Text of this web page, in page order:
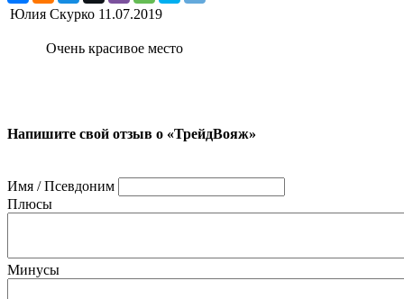
Юлия Скурко 11.07.2019
Очень красивое место
Напишите свой отзыв о «ТрейдВояж»
Имя / Псевдоним
Плюсы
Минусы